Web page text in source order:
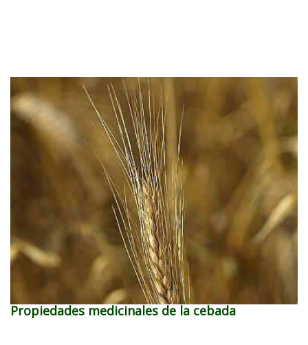
Propiedades medicinales de la cebada